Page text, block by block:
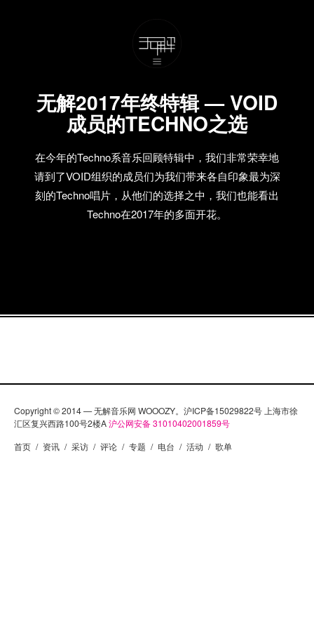
无解2017年终特辑 — VOID
成员的TECHNO之选
在今年的Techno系音乐回顾特辑中，我们非常荣幸地
请到了VOID组织的成员们为我们带来各自印象最为深
刻的Techno唱片，从他们的选择之中，我们也能看出
Techno在2017年的多面开花。
Copyright © 2014 — 无解音乐网 WOOOZY。沪ICP备15029822号 上海市徐
汇区复兴西路100号2楼A沪公网安备 31010402001859号
首页 / 资讯 / 采访 / 评论 / 专题 / 电台 / 活动 / 歌单